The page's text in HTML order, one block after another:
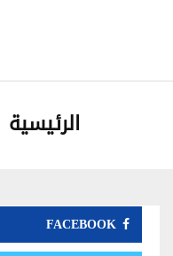
الرئيسية
FACEBOOK